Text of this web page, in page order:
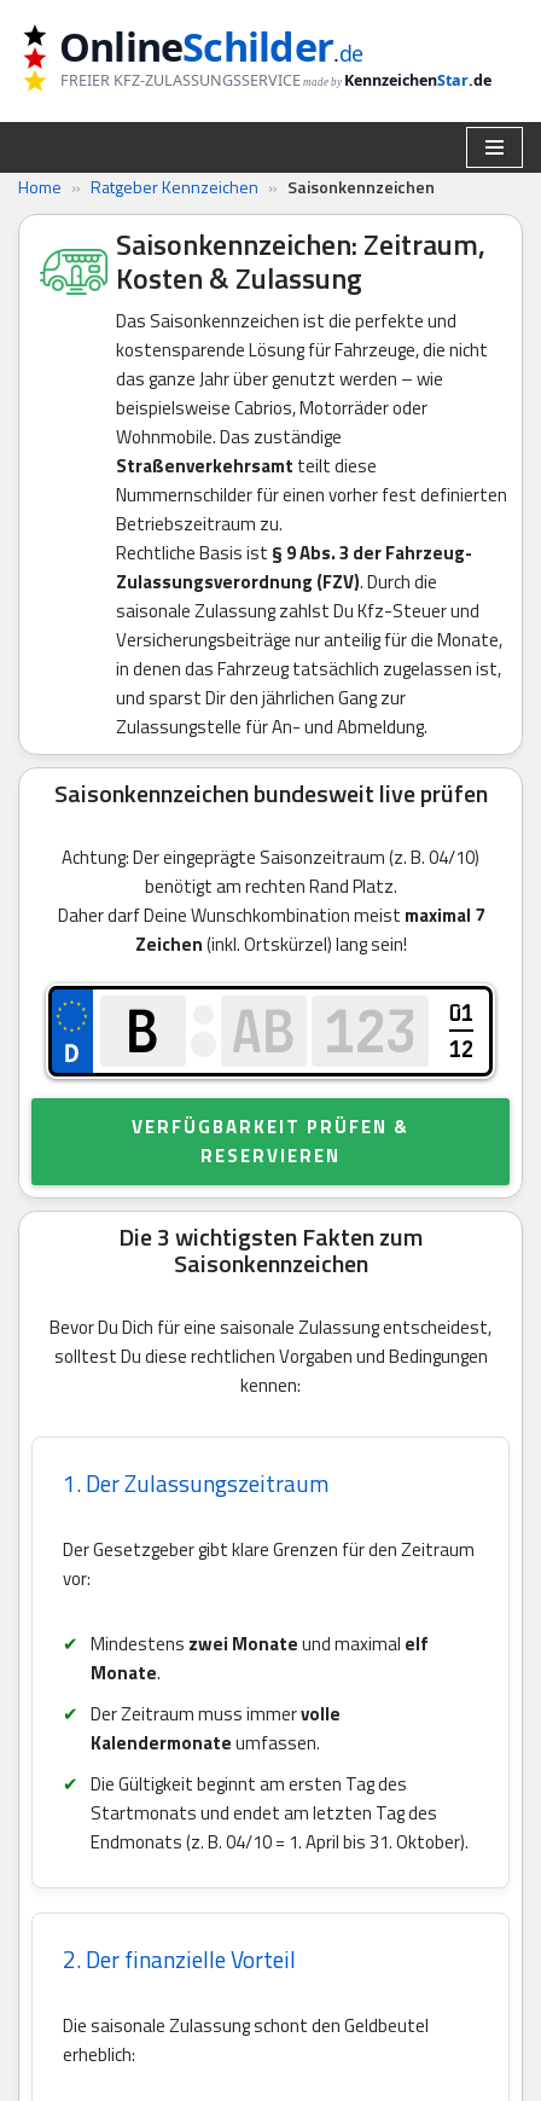
Zum
Inhalt
springen
OnlineSchilder.de
FREIER KFZ-ZULASSUNGSSERVICE made by KennzeichenStar.de
Home » Ratgeber Kennzeichen » Saisonkennzeichen
Saisonkennzeichen: Zeitraum,
Kosten & Zulassung
Das Saisonkennzeichen ist die perfekte und
kostensparende Lösung für Fahrzeuge, die nicht
das ganze Jahr über genutzt werden – wie
beispielsweise Cabrios, Motorräder oder
Wohnmobile. Das zuständige
Straßenverkehrsamt teilt diese
Nummernschilder für einen vorher fest definierten
Betriebszeitraum zu.
Rechtliche Basis ist § 9 Abs. 3 der Fahrzeug-
Zulassungsverordnung (FZV). Durch die
saisonale Zulassung zahlst Du Kfz-Steuer und
Versicherungsbeiträge nur anteilig für die Monate,
in denen das Fahrzeug tatsächlich zugelassen ist,
und sparst Dir den jährlichen Gang zur
Zulassungstelle für An- und Abmeldung.
Saisonkennzeichen bundesweit live prüfen
Achtung: Der eingeprägte Saisonzeitraum (z. B. 04/10)
benötigt am rechten Rand Platz.
Daher darf Deine Wunschkombination meist maximal 7
Zeichen(inkl. Ortskürzel) lang sein!
01
12
VERFÜGBARKEIT PRÜFEN &
RESERVIEREN
Die 3 wichtigsten Fakten zum
Saisonkennzeichen
Bevor Du Dich für eine saisonale Zulassung entscheidest,
solltest Du diese rechtlichen Vorgaben und Bedingungen
kennen:
1. Der Zulassungszeitraum
Der Gesetzgeber gibt klare Grenzen für den Zeitraum
vor:
Mindestens zwei Monateund maximal elf
Monate.
Der Zeitraum muss immervolle
Kalendermonateumfassen.
Die Gültigkeit beginnt am ersten Tag des
Startmonats und endet am letzten Tag des
Endmonats (z. B. 04/10 = 1. April bis 31. Oktober).
2. Der finanzielle Vorteil
Die saisonale Zulassung schont den Geldbeutel
erheblich: